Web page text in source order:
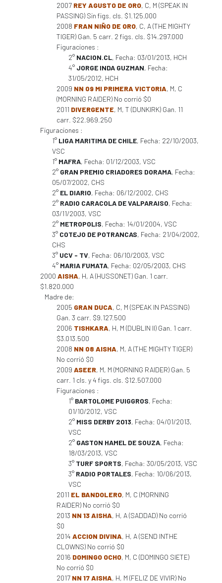
2007 REY AGUSTO DE ORO, C, M (SPEAK IN
PASSING) Sin figs. cls. $1.125.000
2008 FRAN NIÑO DE ORO, C, A (THE MIGHTY
TIGER) Gan. 5 carr. 2 figs. cls. $14.297.000
Figuraciones :
2° NACION.CL, Fecha: 03/01/2013, HCH
4° JORGE INDA GUZMAN, Fecha:
31/05/2012, HCH
2009 NN 09 MI PRIMERA VICTORIA, M, C
(MORNING RAIDER) No corrió $0
2011 DIVERGENTE, M, T (DUNKIRK) Gan. 11
carr. $22.969.250
Figuraciones :
1° LIGA MARITIMA DE CHILE, Fecha: 22/10/2003,
VSC
1° MAFRA, Fecha: 01/12/2003, VSC
2° GRAN PREMIO CRIADORES DORAMA, Fecha:
05/07/2002, CHS
2° EL DIARIO, Fecha: 06/12/2002, CHS
2° RADIO CARACOLA DE VALPARAISO, Fecha:
03/11/2003, VSC
2° METROPOLIS, Fecha: 14/01/2004, VSC
3° COTEJO DE POTRANCAS, Fecha: 21/04/2002,
CHS
3° UCV - TV, Fecha: 06/10/2003, VSC
4° MARIA FUMATA, Fecha: 02/05/2003, CHS
2000 AISHA, H, A (HUSSONET) Gan. 1 carr.
$1.820.000
Madre de:
2005 GRAN DUCA, C, M (SPEAK IN PASSING)
Gan. 3 carr. $9.127.500
2006 TISHKARA, H, M (DUBLIN II) Gan. 1 carr.
$3.013.500
2008 NN 08 AISHA, M, A (THE MIGHTY TIGER)
No corrió $0
2009 ASEER, M, M (MORNING RAIDER) Gan. 5
carr. 1 cls. y 4 figs. cls. $12.507.000
Figuraciones :
1° BARTOLOME PUIGGROS, Fecha:
01/10/2012, VSC
2° MISS DERBY 2013, Fecha: 04/01/2013,
VSC
2° GASTON HAMEL DE SOUZA, Fecha:
18/03/2013, VSC
3° TURF SPORTS, Fecha: 30/05/2013, VSC
3° RADIO PORTALES, Fecha: 10/06/2013,
VSC
2011 EL BANDOLERO, M, C (MORNING
RAIDER) No corrió $0
2013 NN 13 AISHA, H, A (SADDAD) No corrió
$0
2014 ACCION DIVINA, H, A (SEND INTHE
CLOWNS) No corrió $0
2016 DOMINGO OCHO, M, C (DOMINGO SIETE)
No corrió $0
2017 NN 17 AISHA, H, M (FELIZ DE VIVIR) No